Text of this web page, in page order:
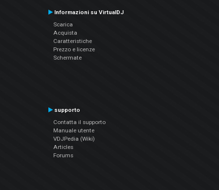
Informazioni su VirtualDJ
Scarica
Acquista
Caratteristiche
Prezzo e licenze
Schermate
supporto
Contatta il supporto
Manuale utente
VDJPedia (Wiki)
Articles
Forums